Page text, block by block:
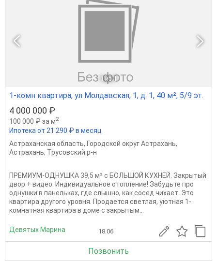
1 из 1
1-комн квартира, ул Молдавская, 1, д. 1, 40 м², 5/9 эт.
4 000 000 ₽
100 000 ₽ за м2
Ипотека от 21 290 ₽ в месяц
Астраханская область, Городской округ Астрахань,
Астрахань, Трусовский р-н
ПРЕМИУМ-ОДНУШКА 39,5 м² с БОЛЬШОЙ КУХНЕЙ. Закрытый
двор + видео. Индивидуальное отопление! Забудьте про
однушки в панельках, где слышно, как сосед чихает. Это
квартира другого уровня. Продается светлая, уютная 1-
комнатная квартира в доме с закрытым...
Девятых Марина 18.06
Позвонить